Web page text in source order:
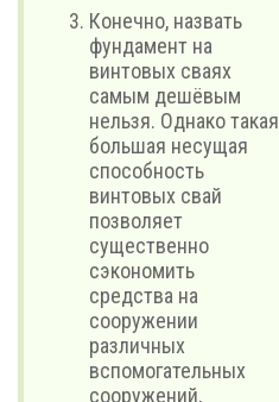
Конечно, назвать
фундамент на
винтовых сваях
самым дешёвым
нельзя. Однако такая
большая несущая
способность
винтовых свай
позволяет
существенно
сэкономить
средства на
сооружении
различных
вспомогательных
сооружений,